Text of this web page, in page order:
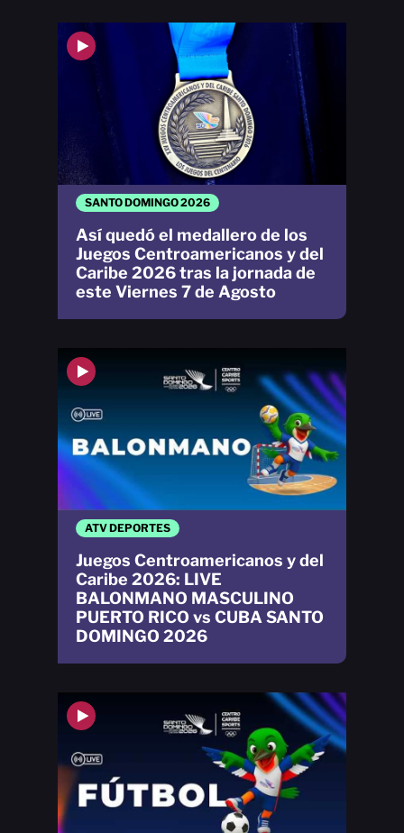
SANTO DOMINGO 2026
Así quedó el medallero de los
Juegos Centroamericanos y del
Caribe 2026 tras la jornada de
este Viernes 7 de Agosto
ATV DEPORTES
Juegos Centroamericanos y del
Caribe 2026: LIVE
BALONMANO MASCULINO
PUERTO RICO vs CUBA SANTO
DOMINGO 2026